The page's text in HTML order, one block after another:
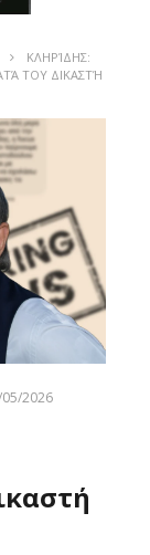
ΚΛΗΡΊΔΗΣ:
ΤΟΥ ΔΙΚΑΣΤΉ
2026